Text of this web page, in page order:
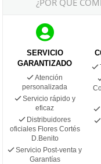
SERVICIO
GARANTIZADO
Atención
personalizada
Servicio rápido y
eficaz
Distribuidores
oficiales Flores Cortés
D.Benito
Servicio Post-venta y
Garantías